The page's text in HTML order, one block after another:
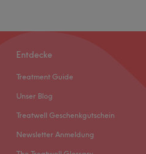
Entdecke
Treatment Guide
Unser Blog
Treatwell Geschenkgutschein
Newsletter Anmeldung